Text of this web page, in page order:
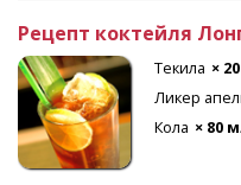
Рецепт коктейля
Текила ×
Ликер
Кола × 80